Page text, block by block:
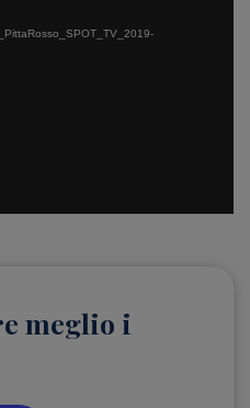
meglio i